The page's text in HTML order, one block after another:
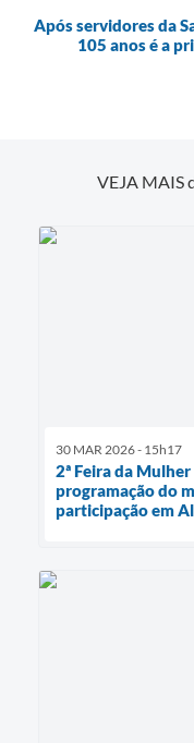
Após servidores da
105 anos é a
VEJA MAIS
30 MAR 2026 - 15h17
2ª Feira da
programação do
participação em